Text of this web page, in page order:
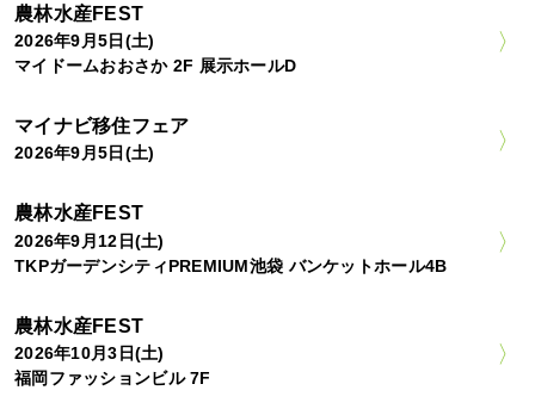
農林水産FEST
2026年9月5日(土)
マイドームおおさか 2F 展示ホールD
マイナビ移住フェア
2026年9月5日(土)
農林水産FEST
2026年9月12日(土)
TKPガーデンシティPREMIUM池袋 バンケットホール4B
農林水産FEST
2026年10月3日(土)
福岡ファッションビル 7F